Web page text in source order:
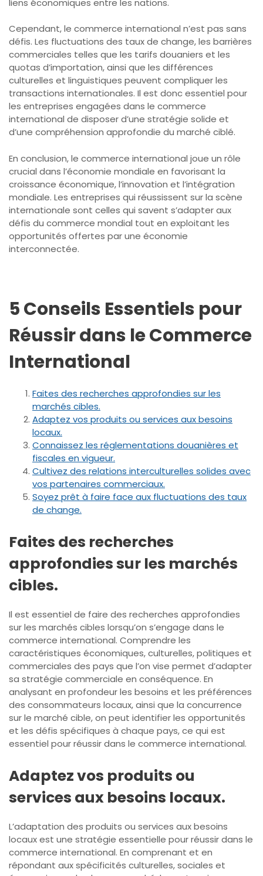
Cependant, le commerce international n’est pas sans
défis. Les fluctuations des taux de change, les barrières
commerciales telles que les tarifs douaniers et les
quotas d’importation, ainsi que les différences
culturelles et linguistiques peuvent compliquer les
transactions internationales. Il est donc essentiel pour
les entreprises engagées dans le commerce
international de disposer d’une stratégie solide et
d’une compréhension approfondie du marché ciblé.
En conclusion, le commerce international joue un rôle
crucial dans l’économie mondiale en favorisant la
croissance économique, l’innovation et l’intégration
mondiale. Les entreprises qui réussissent sur la scène
internationale sont celles qui savent s’adapter aux
défis du commerce mondial tout en exploitant les
opportunités offertes par une économie
interconnectée.
5 Conseils Essentiels pour
Réussir dans le Commerce
International
Faites des recherches approfondies sur les
marchés cibles.
Adaptez vos produits ou services aux besoins
locaux.
Connaissez les réglementations douanières et
fiscales en vigueur.
Cultivez des relations interculturelles solides avec
vos partenaires commerciaux.
Soyez prêt à faire face aux fluctuations des taux
de change.
Faites des recherches
approfondies sur les marchés
cibles.
Il est essentiel de faire des recherches approfondies
sur les marchés cibles lorsqu’on s’engage dans le
commerce international. Comprendre les
caractéristiques économiques, culturelles, politiques et
commerciales des pays que l’on vise permet d’adapter
sa stratégie commerciale en conséquence. En
analysant en profondeur les besoins et les préférences
des consommateurs locaux, ainsi que la concurrence
sur le marché cible, on peut identifier les opportunités
et les défis spécifiques à chaque pays, ce qui est
essentiel pour réussir dans le commerce international.
Adaptez vos produits ou
services aux besoins locaux.
L’adaptation des produits ou services aux besoins
locaux est une stratégie essentielle pour réussir dans le
commerce international. En comprenant et en
répondant aux spécificités culturelles, sociales et